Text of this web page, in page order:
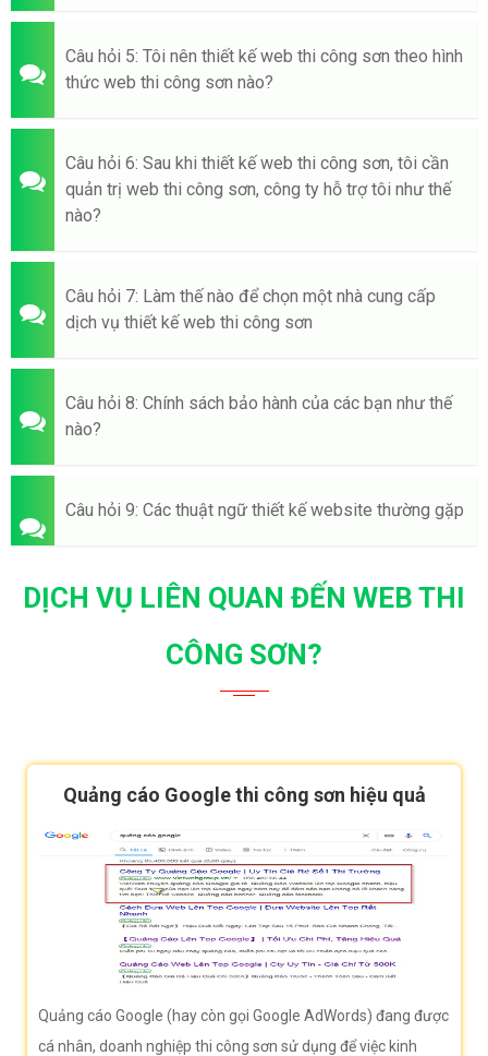
Câu hỏi 5: Tôi nên thiết kế web thi công sơn theo hình
thức web thi công sơn nào?
Câu hỏi 6: Sau khi thiết kế web thi công sơn, tôi cần
quản trị web thi công sơn, công ty hỗ trợ tôi như thế
nào?
Câu hỏi 7: Làm thế nào để chọn một nhà cung cấp
dịch vụ thiết kế web thi công sơn
Câu hỏi 8: Chính sách bảo hành của các bạn như thế
nào?
Câu hỏi 9: Các thuật ngữ thiết kế website thường gặp
DỊCH VỤ LIÊN QUAN ĐẾN WEB THI
CÔNG SƠN?
Quảng cáo Google thi công sơn hiệu quả
Quảng cáo Google (hay còn gọi Google AdWords) đang được
cá nhân, doanh nghiệp thi công sơn sử dụng để việc kinh